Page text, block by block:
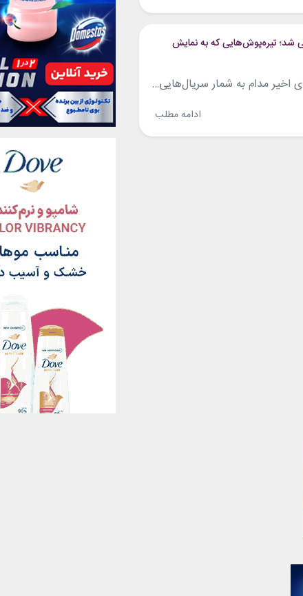
شد؛ تیره‌پوش‌هایی که به نمایش
دقت کرده‌اید که در سال‌های اخیر مدام به شمار سریال‌هایی اضافه شده که در ژانر معمایی قرار دارند؟ جنایت و رمزآلودگی محتوا هم از ویژگی‌های اصلی این آثار است. دیدگاه مخاطبان عوض شده یا کارگردانان به این سمت‌وسو رفته‌اند؟ در هر حال، مرداب هم یکی از همین آثار معمایی است که به‌تازگی در حال نمایش...
ادامه مطلب